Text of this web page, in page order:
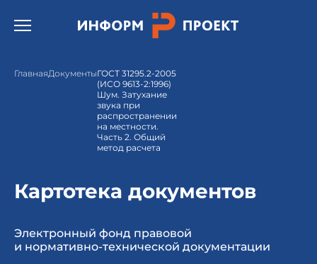
Открыть бургер меню.
ГлавнаяДокументыГОСТ 31295.2-2005
(ИСО 9613-2:1996)
Шум. Затухание
звука при
распространении
на местности.
Часть 2. Общий
метод расчета
Картотека документов
Электронный фонд правовой
и нормативно-технической документации